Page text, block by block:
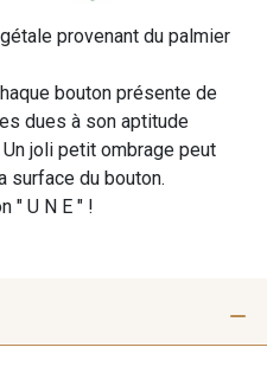
provenant du palmier
bouton présente de
dues à son aptitude
joli petit ombrage peut
surface du bouton.
" U N E " !